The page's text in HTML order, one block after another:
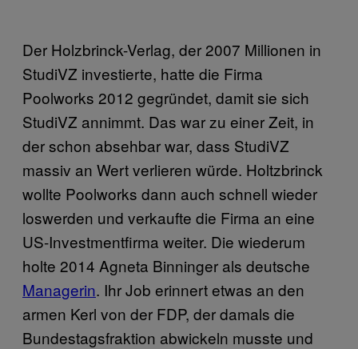
Der Holzbrinck-Verlag, der 2007 Millionen in
StudiVZ investierte, hatte die Firma
Poolworks 2012 gegründet, damit sie sich
StudiVZ annimmt. Das war zu einer Zeit, in
der schon absehbar war, dass StudiVZ
massiv an Wert verlieren würde. Holtzbrinck
wollte Poolworks dann auch schnell wieder
loswerden und verkaufte die Firma an eine
US-Investmentfirma weiter. Die wiederum
holte 2014 Agneta Binninger als deutsche
Managerin. Ihr Job erinnert etwas an den
armen Kerl von der FDP, der damals die
Bundestagsfraktion abwickeln musste und